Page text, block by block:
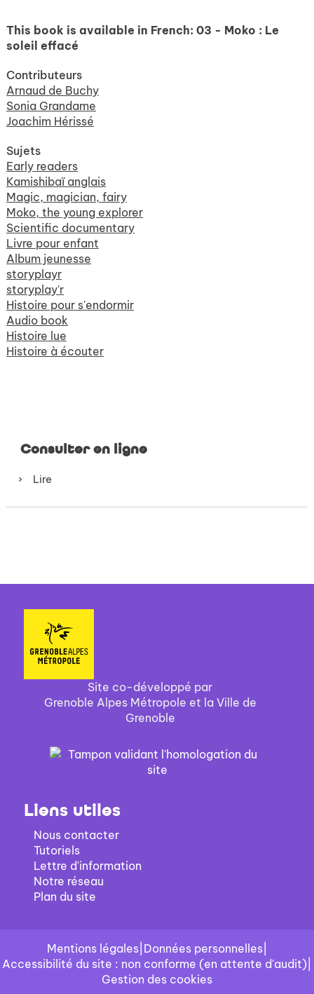
This book is available in French: 03 - Moko : Le
soleil effacé
Contributeurs
Arnaud de Buchy
Sonia Grandame
Joachim Hérissé
Sujets
Early readers
Kamishibaï anglais
Magic, magician, fairy
Moko, the young explorer
Scientific documentary
Livre pour enfant
Album jeunesse
storyplayr
storyplay'r
Histoire pour s'endormir
Audio book
Histoire lue
Histoire à écouter
Consulter en ligne
Lire
Site co-développé par
Grenoble Alpes Métropole et la Ville de
Grenoble
Liens utiles
Nous contacter
Tutoriels
Lettre d'information
Notre réseau
Plan du site
Mentions légales| Données personnelles|
Accessibilité du site : non conforme (en attente d'audit)
Gestion des cookies